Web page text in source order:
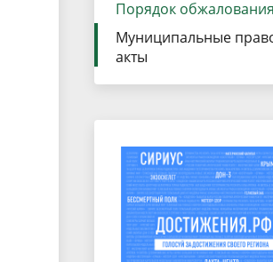
Городская среда
Региональный контроль
Поддержка малого и среднего
Порядок обжалования
Муниципальные
акты